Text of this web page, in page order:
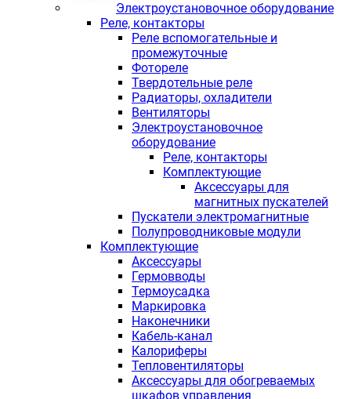
Электроустановочное оборудование
Реле, контакторы
Реле вспомогательные и
промежуточные
Фотореле
Твердотельные реле
Радиаторы, охладители
Вентиляторы
Электроустановочное
оборудование
Реле, контакторы
Комплектующие
Аксессуары для
магнитных пускателей
Пускатели электромагнитные
Полупроводниковые модули
Комплектующие
Аксессуары
Гермовводы
Термоусадка
Маркировка
Наконечники
Кабель-канал
Калориферы
Тепловентиляторы
Аксессуары для обогреваемых
шкафов управления